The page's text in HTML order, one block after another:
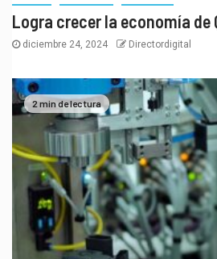
Logra crecer la economía de
diciembre 24, 2024 Directordigital
2 min de lectura